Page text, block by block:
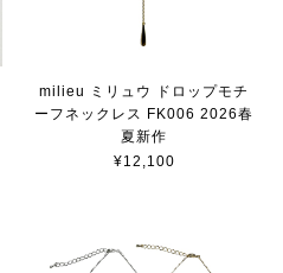
milieu ミリュウ ドロップモチ
ーフネックレス FK006 2026春
夏新作
¥12,100